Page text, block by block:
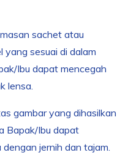
sachet atau
yang sesuai di dalam
Ibu dapat mencegah
lensa.
gambar yang dihasilkan
Bapak/Ibu dapat
jernih dan tajam.